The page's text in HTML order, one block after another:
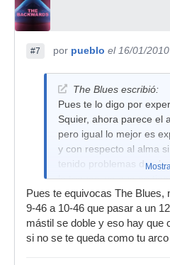
#7 por pueblo el 16/01/2010
The Blues escribió:
Pues te lo digo por
Squier, ahora parece el
pero igual lo mejor es
y con respecto al alma
tenido problemas de
lo toques, ya que no
calibre, lo único que
Octavarla y rogar que
presiones mayores.
Saludos
Pues te equivocas The Blues,
9-46 a 10-46 que pasar a un
mástil se doble y eso hay que
si no se te queda como tu